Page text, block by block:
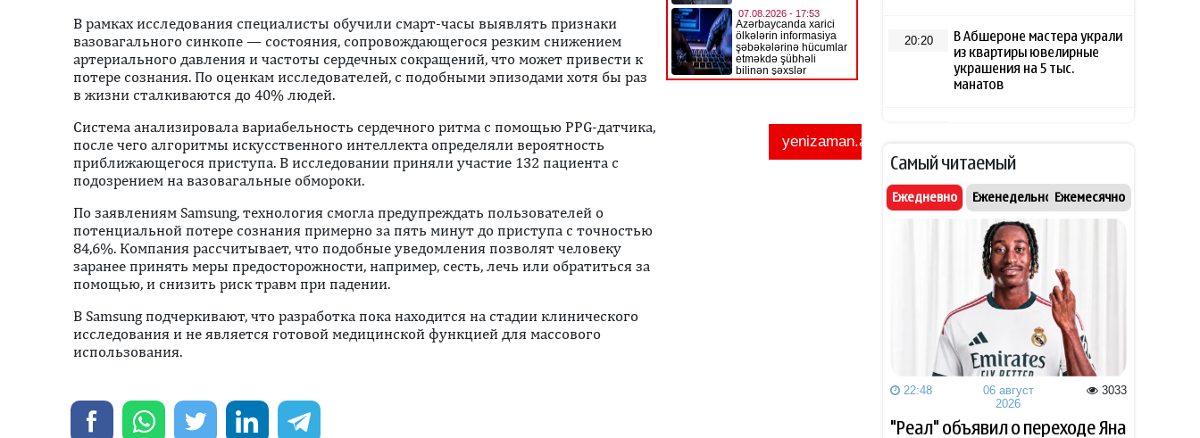
В рамках исследования специалисты обучили смарт-часы выявлять признаки
вазовагального синкопе — состояния, сопровождающегося резким снижением
артериального давления и частоты сердечных сокращений, что может привести к
потере сознания. По оценкам исследователей, с подобными эпизодами хотя бы раз
в жизни сталкиваются до 40% людей.
Система анализировала вариабельность сердечного ритма с помощью PPG-датчика,
после чего алгоритмы искусственного интеллекта определяли вероятность
приближающегося приступа. В исследовании приняли участие 132 пациента с
подозрением на вазовагальные обмороки.
По заявлениям Samsung, технология смогла предупреждать пользователей о
потенциальной потере сознания примерно за пять минут до приступа с точностью
84,6%. Компания рассчитывает, что подобные уведомления позволят человеку
заранее принять меры предосторожности, например, сесть, лечь или обратиться за
помощью, и снизить риск травм при падении.
В Samsung подчеркивают, что разработка пока находится на стадии клинического
исследования и не является готовой медицинской функцией для массового
использования.
20:20
В Абшероне мастера украли
из квартиры ювелирные
украшения на 5 тыс.
манатов
десятилетиям
19:48
Известная актриса
обратилась к Эрдогану: «Я не
могу спать по ночам»
Кинолог развеял миф о
собачьей обиде на хозяина
В Индии тигр убил 55-летнего
фермера
Алтай Байындыр продолжит
карьеру в Ла Лиге
Самый читаемый
Ежедневно Еженедельно Ежемесячно
22:48
06 август
2026
3033
"Реал" объявил о переходе Яна